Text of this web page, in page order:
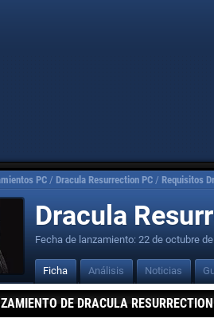
PC / Dracula Resurrection PC / Requisitos
Dracula
Fecha de lanzamiento: 22 de octubre
Ficha Análisis Noticias
DE DRACULA RESURRECTION